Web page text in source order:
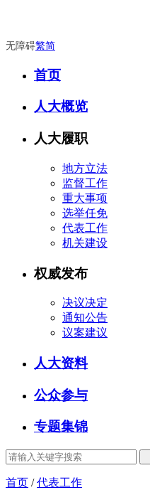
无障碍繁简
首页
人大概览
人大履职
地方立法
监督工作
重大事项
选举任免
代表工作
机关建设
权威发布
决议决定
通知公告
议案建议
人大资料
公众参与
专题集锦
首页 /代表工作